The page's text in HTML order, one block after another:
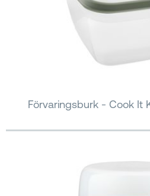
Förvaringsburk - Cook It